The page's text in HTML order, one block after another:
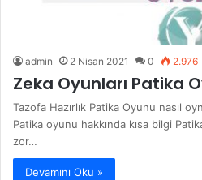
admin 2 Nisan 2021 0 2.976
Zeka Oyunları Patika
Tazofa Hazırlık Patika Oyunu nasıl
Patika oyunu hakkında kısa bilgi
zor…
Devamını Oku »